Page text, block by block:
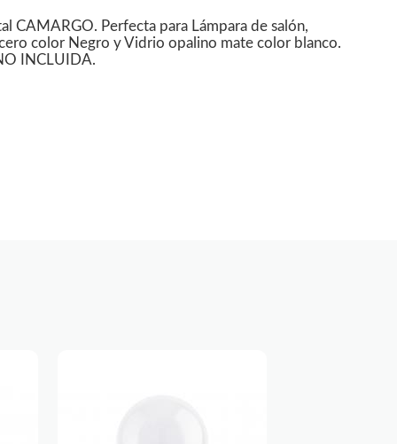
CAMARGO. Perfecta para Lámpara de salón,
color Negro y Vidrio opalino mate color blanco.
INCLUIDA.